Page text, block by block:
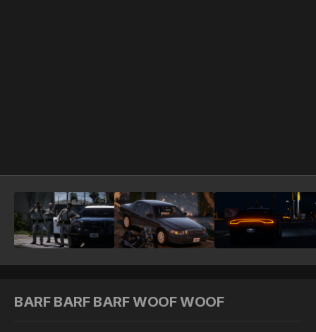
BARF BARF BARF WOOF WOOF